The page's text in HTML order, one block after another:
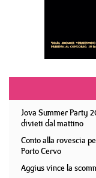
Jova Summer Party
divieti dal mattino
Conto alla rovescia
Porto Cervo
Aggius vince la